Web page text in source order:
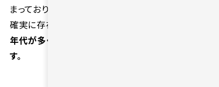
まっており、同世代との真剣な出会いを求める層は
確実に存在します。
年代が多く集まる環境を適切に選ぶことが大切で
す。